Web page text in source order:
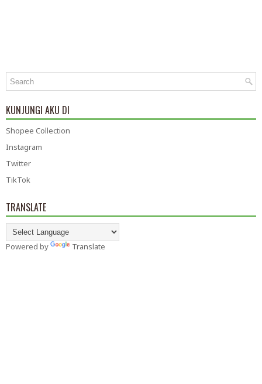
KUNJUNGI AKU DI
Shopee Collection
Instagram
Twitter
TikTok
TRANSLATE
Powered by Translate